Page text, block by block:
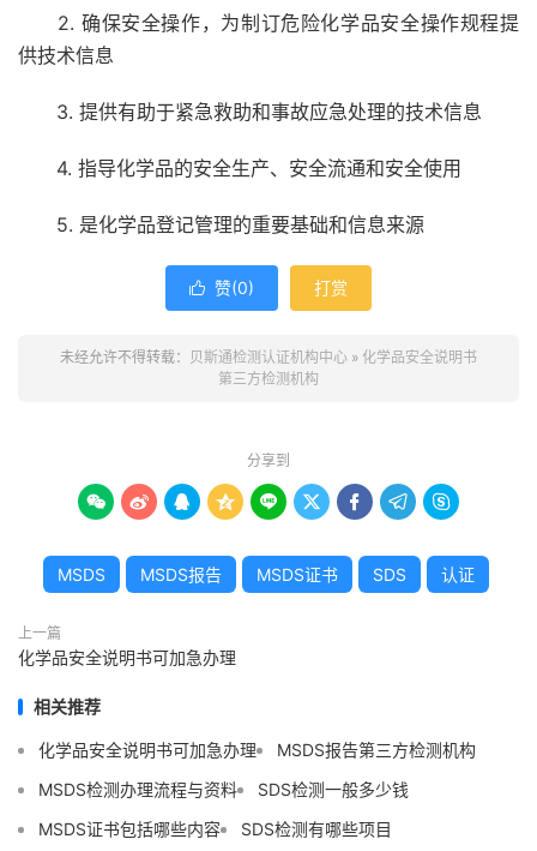
2. 确保安全操作，为制订危险化学品安全操作规程提
供技术信息
3. 提供有助于紧急救助和事故应急处理的技术信息
4. 指导化学品的安全生产、安全流通和安全使用
5. 是化学品登记管理的重要基础和信息来源
 赞(0) 打赏
未经允许不得转载： 贝斯通检测认证机构中心 » 化学品安全说明书
第三方检测机构
分享到
        
MSDS MSDS报告 MSDS证书 SDS 认证
上一篇
化学品安全说明书可加急办理
相关推荐
化学品安全说明书可加急办理
MSDS报告第三方检测机构
MSDS检测办理流程与资料
SDS检测一般多少钱
MSDS证书包括哪些内容
SDS检测有哪些项目